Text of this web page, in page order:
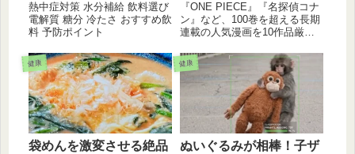
熱中症対策 水分補給 飲料選び
電解質 糖分 冷たさ おすすめ飲
料 予防ポイント
『ONE PIECE』『名探偵コナ
ン』など、100巻を超える長期
連載の人気漫画を10作品厳選
れ続ける作品の魅力や、読み
どころを解説。あなたのお気
に入りの一冊がきっと見つか
ります。
健康
袋めんを激変させる絶品
健康
ぬいぐるみが相棒！子ザ